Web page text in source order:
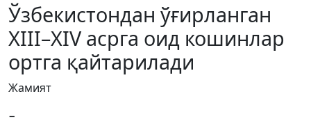
Ўзбекистондан ўғирланган
ХIII–ХIV асрга оид кошинлар
ортга қайтарилади
Жамият
−